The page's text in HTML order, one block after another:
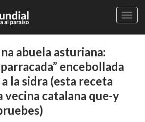
abuela asturiana:
encebollada
la sidra (esta receta
vecina catalana que-y